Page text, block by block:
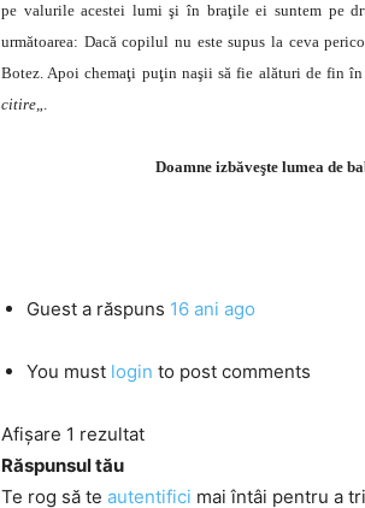
pe valurile acestei lumi şi în braţile ei suntem pe
următoarea: Dacă copilul nu este supus la ceva
Botez. Apoi chemaţi puţin naşii să fie alături de fin
citire„.
Doamne izbăveşte lumea de
Guest a răspuns 16 ani ago
You must login to post comments
Afișare 1 rezultat
Răspunsul tău
Te rog să te autentifici mai întâi pentru a